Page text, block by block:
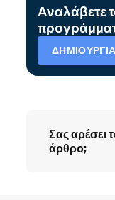
Αναλάβετε
Σας αρέσει
άρθρο;